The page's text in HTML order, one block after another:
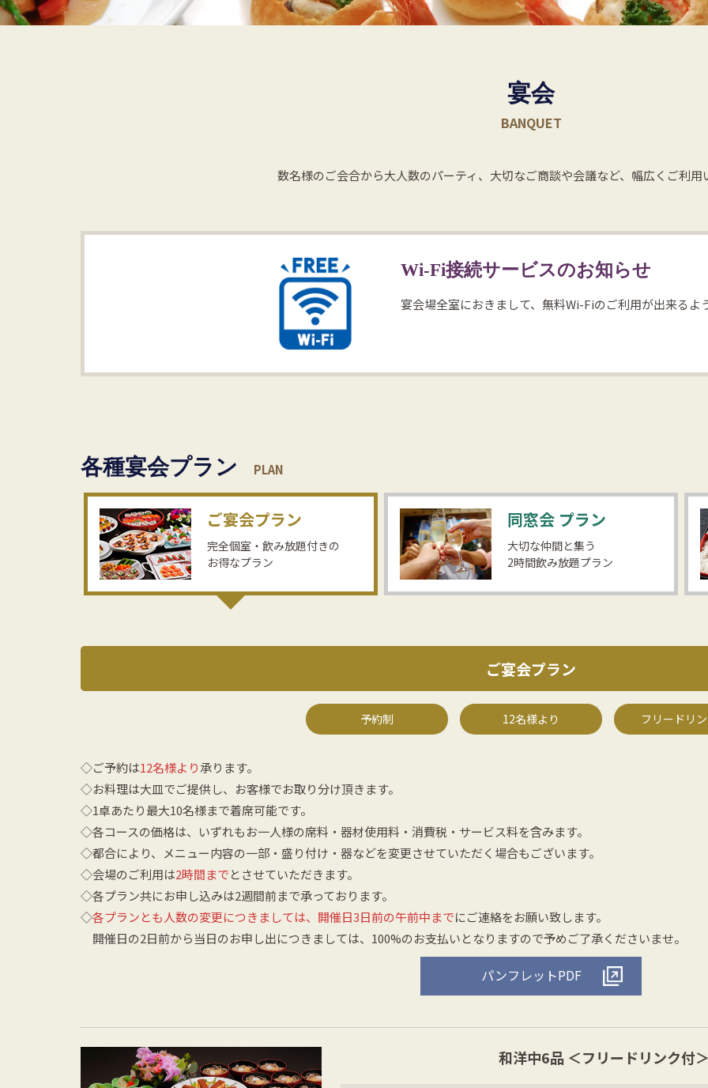
宴会
BANQUET
数名様のご会合から大人数のパーティ、大切なご商談や会議など、幅広くご利用
Wi-Fi接続サービスのお知らせ
宴会場全室におきまして、無料Wi-Fiのご利用が出来るよ
各種宴会プラン PLAN
ご宴会プラン
完全個室・飲み放題付きの
お得なプラン
同窓会 プラン
大切な仲間と集う
2時間飲み放題プラン
ご宴会プラン
予約制 12名様より フリードリ
◇ご予約は12名様より承ります。
◇お料理は大皿でご提供し、お客様でお取り分け頂きます。
◇1卓あたり最大10名様まで着席可能です。
◇各コースの価格は、いずれもお一人様の席料・器材使用料・消費税・サービス料を含みます。
◇都合により、メニュー内容の一部・盛り付け・器などを変更させていただく場合もございます。
◇会場のご利用は2時間までとさせていただきます。
◇各プラン共にお申し込みは2週間前まで承っております。
◇各プランとも人数の変更につきましては、開催日3日前の午前中までにご連絡をお願い致します。
開催日の2日前から当日のお申し出につきましては、100%のお支払いとなりますので予めご了承くださいませ。
パンフレットPDF
和洋中6品 ＜フリードリンク